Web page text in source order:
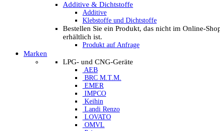
Additive & Dichtstoffe
Additive
Klebstoffe und Dichtstoffe
Bestellen Sie ein Produkt, das nicht im Online-
erhältlich ist.
Produkt auf Anfrage
Marken
LPG- und CNG-Geräte
AEB
BRC M.T.M.
EMER
IMPCO
Keihin
Landi Renzo
LOVATO
OMVL